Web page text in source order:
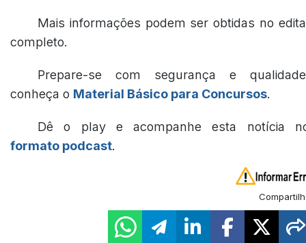
Mais informações podem ser obtidas no
completo.
Prepare-se com segurança e
conheça o Material Básico para Concursos.
Dê o play e acompanhe esta notícia
formato podcast.